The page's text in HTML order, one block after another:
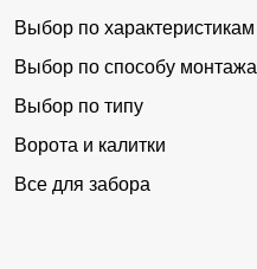
Выбор по характеристикам
Выбор по способу монтажа
Выбор по типу
Ворота и калитки
Все для забора